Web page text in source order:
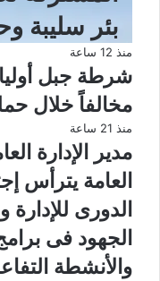
بئر سليبة
منذ 12 ساعة
مخالفاً خلال
منذ 21 ساعة
مدير الإدارة
العامة يترأس
الدورى للإدارة
الجهود فى
والأنشطة